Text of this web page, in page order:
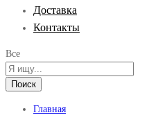
Доставка
Контакты
Все
Поиск
Главная